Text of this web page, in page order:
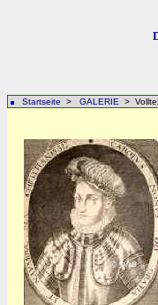
Startseite > GALERIE >